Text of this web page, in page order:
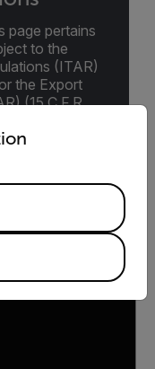
page pertains
to the
(ITAR)
the Export
(15 C.F.R.
jurisdiction
from the